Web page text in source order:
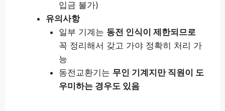
입금 불가)
유의사항
일부 기계는 동전 인식이 제한되므로
꼭 정리해서 갖고 가야 정확히 처리 가
능
동전교환기는 무인 기계지만 직원이 도
우미하는 경우도 있음